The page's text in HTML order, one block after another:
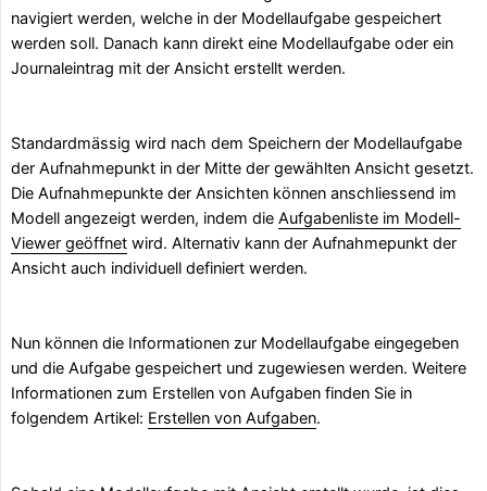
navigiert werden, welche in der Modellaufgabe gespeichert
werden soll. Danach kann direkt eine Modellaufgabe oder ein
Journaleintrag mit der Ansicht erstellt werden.
Standardmässig wird nach dem Speichern der Modellaufgabe
der Aufnahmepunkt in der Mitte der gewählten Ansicht gesetzt.
Die Aufnahmepunkte der Ansichten können anschliessend im
Modell angezeigt werden, indem die Aufgabenliste im Modell-
Viewer geöffnet wird. Alternativ kann der Aufnahmepunkt der
Ansicht auch individuell definiert werden.
Nun können die Informationen zur Modellaufgabe eingegeben
und die Aufgabe gespeichert und zugewiesen werden. Weitere
Informationen zum Erstellen von Aufgaben finden Sie in
folgendem Artikel: Erstellen von Aufgaben.